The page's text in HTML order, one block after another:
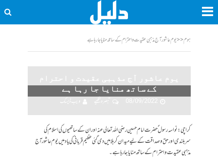
ہوم<<یوم عاشور آج مذہبی عقیدت و احترام کے ساتھ منایا جا رہا ہے
یوم عاشور آج مذہبی عقیدت و احترام
کے ساتھ منایا جا رہا ہے
08/09/2022
تبصرہ لکھیے ویب ڈیسک
کراچی: نواسہ رسول ؐحضرت امام حسین رضی اللہ تعالی عنہ اوران کے ساتھیوں کی اسلام کی
سربلندی اور حق وصداقت کے لیے میدان کربلا میں دی گئی عظیم قربانی کی یاد میں یوم عاشور آج
مذہبی عقیدت و احترام کے ساتھ منایا جا رہا ہے۔